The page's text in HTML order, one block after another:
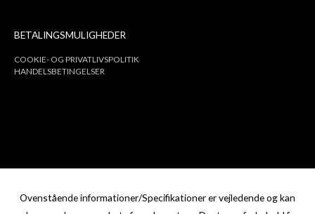
BETALINGSMULIGHEDER
COOKIE- OG PRIVATLIVSPOLITIK
HANDELSBETINGELSER
Ovenstående informationer/Specifikationer er vejledende og kan